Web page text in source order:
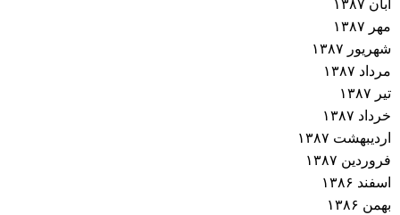
آبان ۱۳۸۷
مهر ۱۳۸۷
شهریور ۱۳۸۷
مرداد ۱۳۸۷
تیر ۱۳۸۷
خرداد ۱۳۸۷
اردیبهشت ۱۳۸۷
فروردین ۱۳۸۷
اسفند ۱۳۸۶
بهمن ۱۳۸۶